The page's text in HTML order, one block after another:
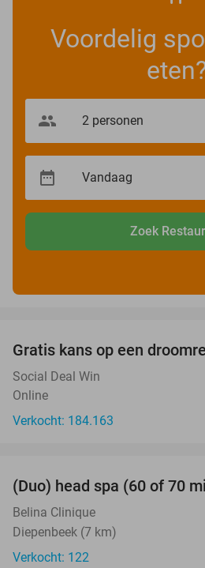
Voordelig
Zoek
Gratis kans op een
Social Deal Win
Online
Verkocht: 184.163
(Duo) head spa (60 of 70
Belina Clinique
Diepenbeek (7 km)
Verkocht: 122